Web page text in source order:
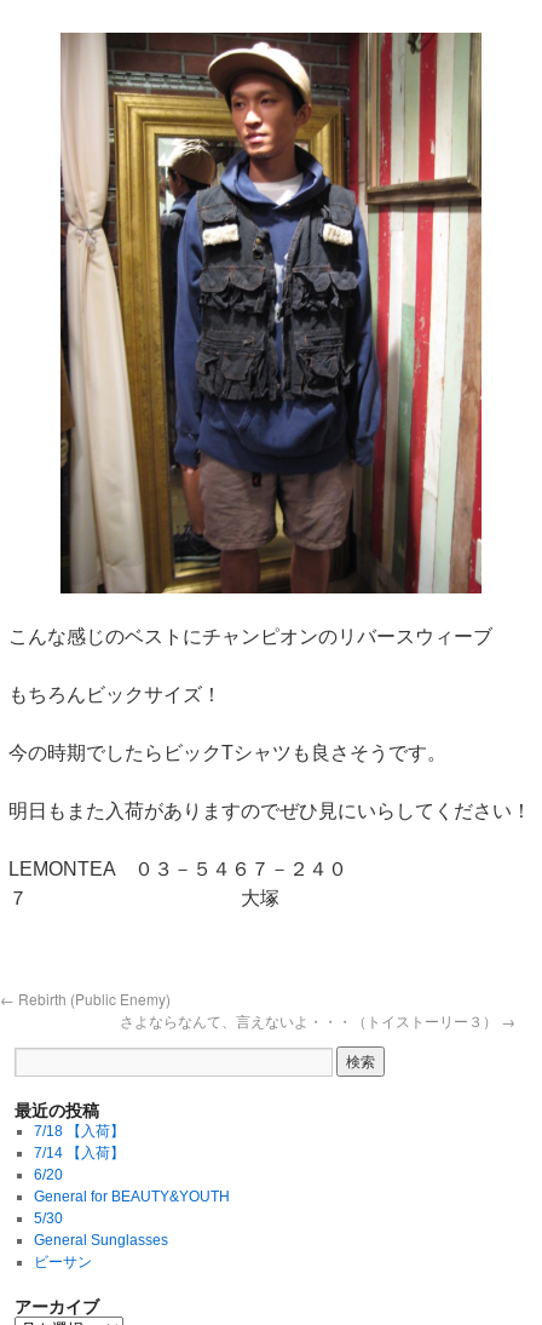
こんな感じのベストにチャンピオンのリバースウィーブ
もちろんビックサイズ！
今の時期でしたらビックTシャツも良さそうです。
明日もまた入荷がありますのでぜひ見にいらしてください！
LEMONTEA ０３－５４６７－２４０
７ 大塚
← Rebirth (Public Enemy)
さよならなんて、言えないよ・・・（トイストーリー３） →
最近の投稿
7/18 【入荷】
7/14 【入荷】
6/20
General for BEAUTY&YOUTH
5/30
General Sunglasses
ビーサン
アーカイブ